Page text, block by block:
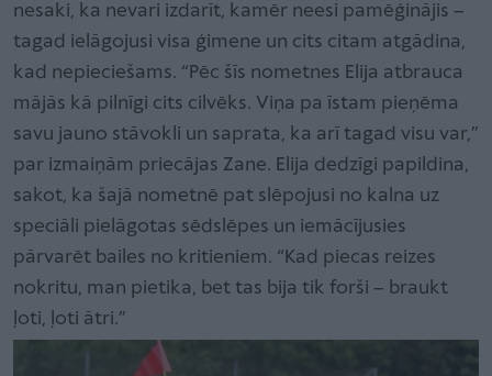
nesaki, ka nevari izdarīt, kamēr neesi pamēģinājis –
tagad ielāgojusi visa ģimene un cits citam atgādina,
kad nepieciešams. “Pēc šīs nometnes Elija atbrauca
mājās kā pilnīgi cits cilvēks. Viņa pa īstam pieņēma
savu jauno stāvokli un saprata, ka arī tagad visu var,”
par izmaiņām priecājas Zane. Elija dedzīgi papildina,
sakot, ka šajā nometnē pat slēpojusi no kalna uz
speciāli pielāgotas sēdslēpes un iemācījusies
pārvarēt bailes no kritieniem. “Kad piecas reizes
nokritu, man pietika, bet tas bija tik forši – braukt
ļoti, ļoti ātri.”